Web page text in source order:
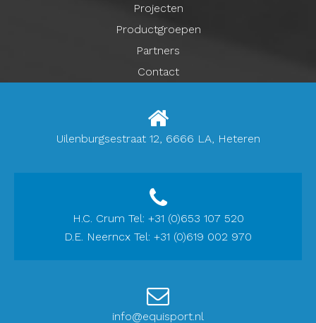
Projecten
Productgroepen
Partners
Contact
Uilenburgsestraat 12, 6666 LA, Heteren
H.C. Crum Tel: +31 (0)653 107 520
D.E. Neerncx Tel: +31 (0)619 002 970
info@equisport.nl